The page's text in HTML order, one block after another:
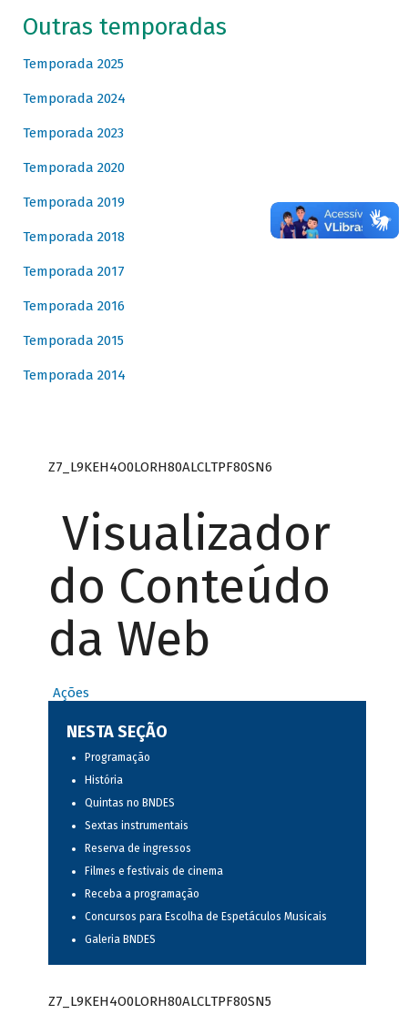
Outras temporadas
Temporada 2025
Temporada 2024
Temporada 2023
Temporada 2020
Temporada 2019
Temporada 2018
Temporada 2017
Temporada 2016
Temporada 2015
Temporada 2014
Z7_L9KEH4O0LORH80ALCLTPF80SN6
Visualizador
do Conteúdo
da Web
Ações
NESTA SEÇÃO
Programação
História
Quintas no BNDES
Sextas instrumentais
Reserva de ingressos
Filmes e festivais de cinema
Receba a programação
Concursos para Escolha de Espetáculos Musicais
Galeria BNDES
Z7_L9KEH4O0LORH80ALCLTPF80SN5